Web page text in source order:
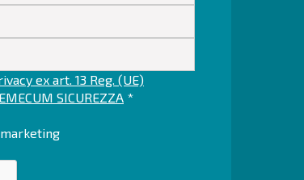
ex art. 13 Reg. (UE)
SICUREZZA *